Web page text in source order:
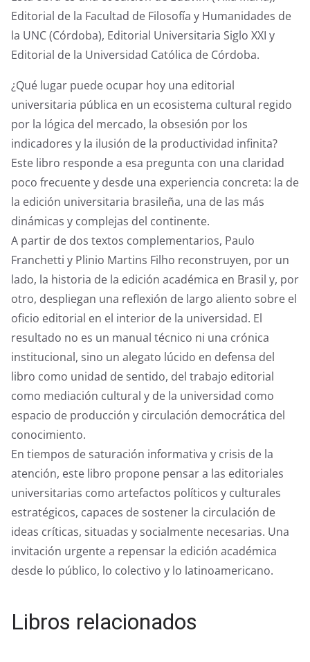
o
k
p er
Editorial de la Facultad de Filosofía y Humanidades de
la UNC (Córdoba), Editorial Universitaria Siglo XXI y
Editorial de la Universidad Católica de Córdoba.
¿Qué lugar puede ocupar hoy una editorial
universitaria pública en un ecosistema cultural regido
por la lógica del mercado, la obsesión por los
indicadores y la ilusión de la productividad infinita?
Este libro responde a esa pregunta con una claridad
poco frecuente y desde una experiencia concreta: la de
la edición universitaria brasileña, una de las más
dinámicas y complejas del continente.
A partir de dos textos complementarios, Paulo
Franchetti y Plinio Martins Filho reconstruyen, por un
lado, la historia de la edición académica en Brasil y, por
otro, despliegan una reflexión de largo aliento sobre el
oficio editorial en el interior de la universidad. El
resultado no es un manual técnico ni una crónica
institucional, sino un alegato lúcido en defensa del
libro como unidad de sentido, del trabajo editorial
como mediación cultural y de la universidad como
espacio de producción y circulación democrática del
conocimiento.
En tiempos de saturación informativa y crisis de la
atención, este libro propone pensar a las editoriales
universitarias como artefactos políticos y culturales
estratégicos, capaces de sostener la circulación de
ideas críticas, situadas y socialmente necesarias. Una
invitación urgente a repensar la edición académica
desde lo público, lo colectivo y lo latinoamericano.
Libros relacionados